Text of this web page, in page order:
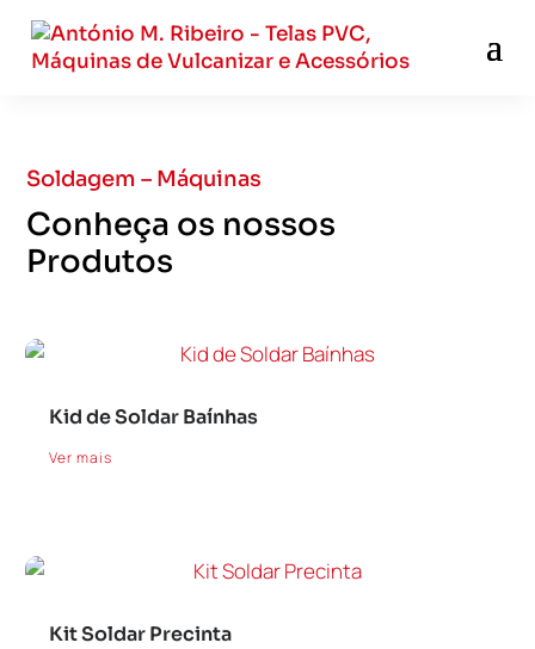
Soldagem – Máquinas
Conheça os nossos
Produtos
Kid de Soldar Baínhas
Ver mais
Kit Soldar Precinta